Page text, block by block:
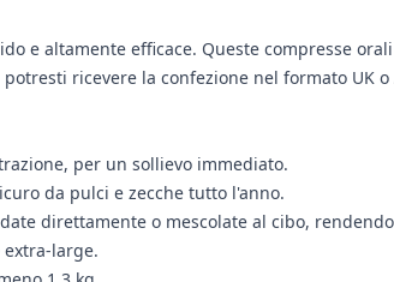
e altamente efficace. Queste compresse
ricevere la confezione nel formato UK
per un sollievo immediato.
da pulci e zecche tutto l'anno.
direttamente o mescolate al cibo,
large.